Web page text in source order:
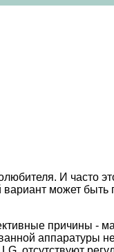
И часто
вариант может быть
причины -
аппаратуры